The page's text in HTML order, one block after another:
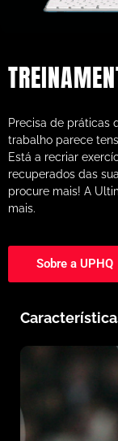
Precisa de práticas
trabalho parece
Está a recriar
recuperados das
procure mais! A
mais.
Sobre a UPHQ